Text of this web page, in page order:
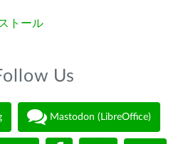
トール
Us
Mastodon (LibreOffice)